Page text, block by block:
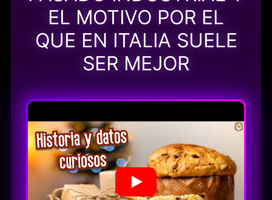
EL MOTIVO POR EL
QUE EN ITALIA SUELE
SER MEJOR